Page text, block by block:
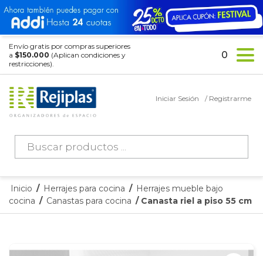
Envío gratis por compras superiores
a $150.000 (Aplican condiciones y
restricciones).
Búsqueda
productos
Iniciar Sesión / Registrarme
0
Inicio / Herrajes para cocina / Herrajes mueble bajo
cocina / Canastas para cocina / Canasta riel a piso 55 cm